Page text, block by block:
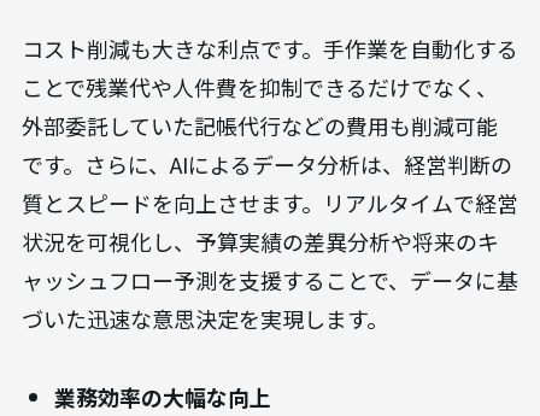
コスト削減も大きな利点です。手作業を自動化する
ことで残業代や人件費を抑制できるだけでなく、
外部委託していた記帳代行などの費用も削減可能
です。さらに、AIによるデータ分析は、経営判断の
質とスピードを向上させます。リアルタイムで経営
状況を可視化し、予算実績の差異分析や将来のキ
ャッシュフロー予測を支援することで、データに基
づいた迅速な意思決定を実現します。
業務効率の大幅な向上